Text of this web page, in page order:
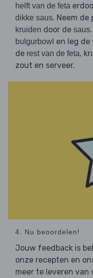
helft van de feta
dikke saus. Neem
kruiden door de saus
bulgurbowl en leg de
de rest van de feta,
zout en serveer.
4. Nu beoordelen!
Jouw feedback is
onze recepten en
meer te leveren van